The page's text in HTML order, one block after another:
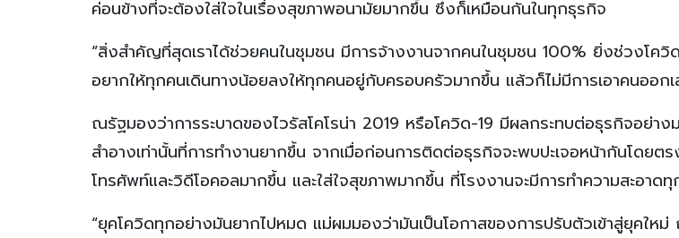
ค่อนข้างที่จะต้องใส่ใจในเรื่องสุขภาพอนามัยมากขึ้น ซึ่งก็เหมือนกันในทุกธุรกิจ
“สิ่งสำคัญที่สุดเราได้ช่วยคนในชุมชน มีการจ้างงานจากคนในชุมชน 100% ยิ่งช่วงโค
อยากให้ทุกคนเดินทางน้อยลงให้ทุกคนอยู่กับครอบครัวมากขึ้น แล้วก็ไม่มีการเอาคนออก
ณรัฐมองว่าการระบาดของไวรัสโคโรน่า 2019 หรือโควิด-19 มีผลกระทบต่อธุรกิจอย่าง
สำอางเท่านั้นที่การทำงานยากขึ้น จากเมื่อก่อนการติดต่อธุรกิจจะพบปะเจอหน้ากันโดยต
โทรศัพท์และวิดีโอคอลมากขึ้น และใส่ใจสุขภาพมากขึ้น ที่โรงงานจะมีการทำความสะอาด
“ยุคโควิดทุกอย่างมันยากไปหมด แม่ผมมองว่ามันเป็นโอกาสของการปรับตัวเข้าสู่ยุคใหม่